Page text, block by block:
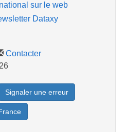
sur le web
Dataxy
Contacter
Signaler une erreur